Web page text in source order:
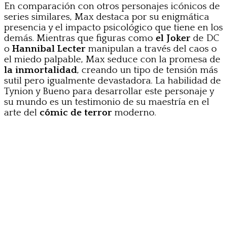
En comparación con otros personajes icónicos de
series similares, Max destaca por su enigmática
presencia y el impacto psicológico que tiene en los
demás. Mientras que figuras como el Joker de DC
o Hannibal Lecter manipulan a través del caos o
el miedo palpable, Max seduce con la promesa de
la inmortalidad, creando un tipo de tensión más
sutil pero igualmente devastadora. La habilidad de
Tynion y Bueno para desarrollar este personaje y
su mundo es un testimonio de su maestría en el
arte del cómic de terror moderno.